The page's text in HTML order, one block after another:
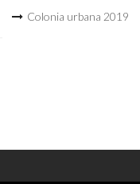
Colonia urbana 2019